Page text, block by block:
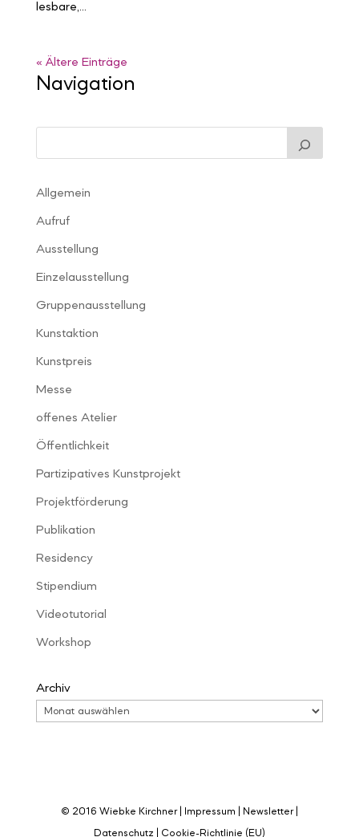
lesbare,...
« Ältere Einträge
Navigation
Allgemein
Aufruf
Ausstellung
Einzelausstellung
Gruppenausstellung
Kunstaktion
Kunstpreis
Messe
offenes Atelier
Öffentlichkeit
Partizipatives Kunstprojekt
Projektförderung
Publikation
Residency
Stipendium
Videotutorial
Workshop
Archiv
© 2016 Wiebke Kirchner | Impressum Newsletter|
Datenschutz Cookie-Richtlinie (EU)